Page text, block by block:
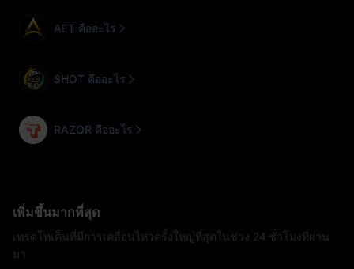
AET คืออะไร
SHOT คืออะไร
RAZOR คืออะไร
เพิ่มขึ้นมากที่สุด
เทรดโทเค็นที่มีการเคลื่อนไหวครั้งใหญ่ที่สุดในช่วง 24 ชั่วโมงที่ผ่าน
มา